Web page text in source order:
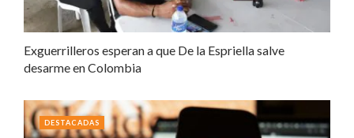
Exguerrilleros esperan a que De la Espriella salve
desarme en Colombia
DESTACADAS